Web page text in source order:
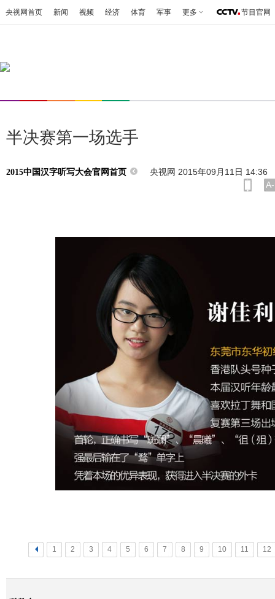
央视网首页 新闻 视频 经济 体育 军事 更多 节目官网
半决赛第一场选手
2015中国汉字听写大会官网首页
央视网 2015年09月11日 14:36
A-
< 1 2 3 4 5 6 7 8 9 10 11 12